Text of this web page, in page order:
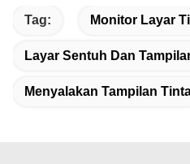
Tag: Monitor Layar
Layar Sentuh Dan
Menyalakan Tampilan